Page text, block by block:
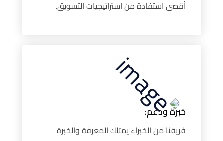
أقصى استفادة من استراتيجيات التسويق.
خبرة ودعم:
فريقنا من الخبراء يمتلك المعرفة والخبرة